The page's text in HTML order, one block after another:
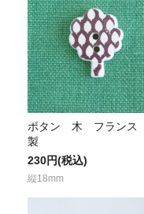
ボタン 木 フランス
製
230円(税込)
縦18mm